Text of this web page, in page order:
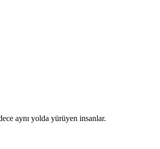
aynı yolda yürüyen insanlar.